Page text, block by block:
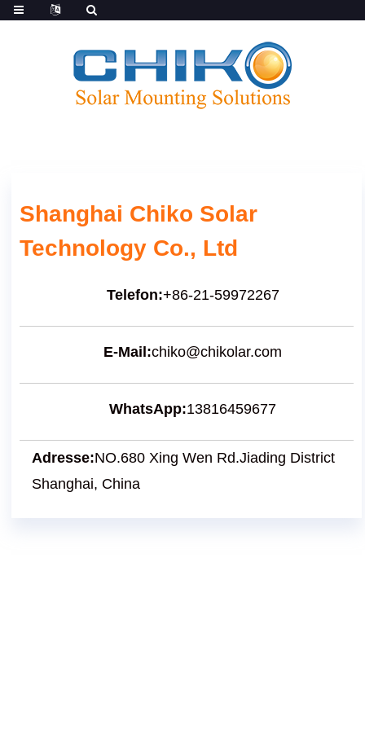
Shanghai Chiko Solar
Technology Co., Ltd
Telefon:+86-21-59972267
E-Mail:chiko@chikolar.com
WhatsApp:13816459677
Adresse:NO.680 Xing Wen Rd.Jiading District
Shanghai, China